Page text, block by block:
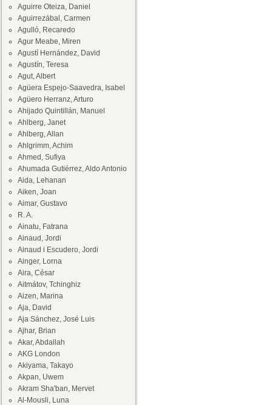
Aguirre Oteiza, Daniel
Aguirrezábal, Carmen
Agulló, Recaredo
Agur Meabe, Miren
Agustí Hernández, David
Agustín, Teresa
Agut, Albert
Agüera Espejo-Saavedra, Isabel
Agüero Herranz, Arturo
Ahijado Quintillán, Manuel
Ahlberg, Janet
Ahlberg, Allan
Ahlgrimm, Achim
Ahmed, Sufiya
Ahumada Gutiérrez, Aldo Antonio
Aida, Lehanan
Aiken, Joan
Aimar, Gustavo
R. A.
Ainatu, Fatrana
Ainaud, Jordi
Ainaud i Escudero, Jordi
Ainger, Lorna
Aira, César
Aitmátov, Tchinghiz
Aizen, Marina
Aja, David
Aja Sánchez, José Luis
Ajhar, Brian
Akar, Abdallah
AKG London
Akiyama, Takayo
Akpan, Uwem
Akram Sha'ban, Mervet
Al-Mousli, Luna